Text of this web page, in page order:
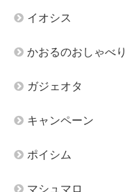
イオシス
かおるのおしゃべり
ガジェオタ
キャンペーン
ポイシム
マシュマロ